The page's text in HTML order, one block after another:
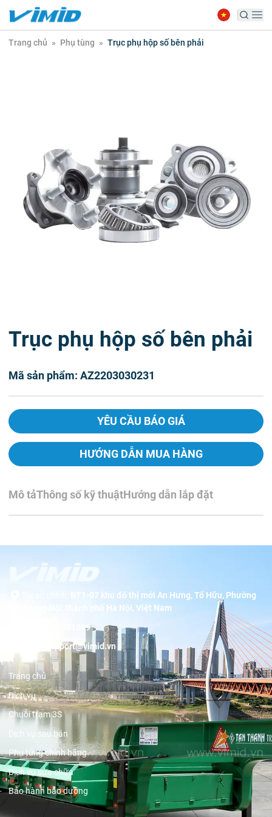
Trang chủ » Phụ tùng » Trục phụ hộp số bên phải
Trục phụ hộp số bên phải
Mã sản phẩm: AZ2203030231
YÊU CẦU BÁO GIÁ
HƯỚNG DẪN MUA HÀNG
Mô tảThông số kỹ thuậtHướng dẫn lắp đặt
BT1-07 khu đô thị mới An Hưng, Tố Hữu, Phường
Dương Nội, thành phố Hà Nội, Việt Nam
19001089
support@vimid.vn
Trang chủ
Dịch vụ
Chuỗi trạm 3S
Dịch vụ sau bán
Phụ tùng chính hãng
Dịch vụ sửa chữa
Bảo hành bảo dưỡng